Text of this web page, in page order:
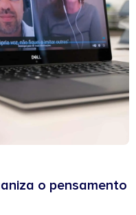
o pensamento